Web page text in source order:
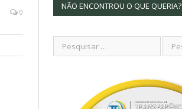
0
NÃO ENCONTROU O QUE QUERIA?